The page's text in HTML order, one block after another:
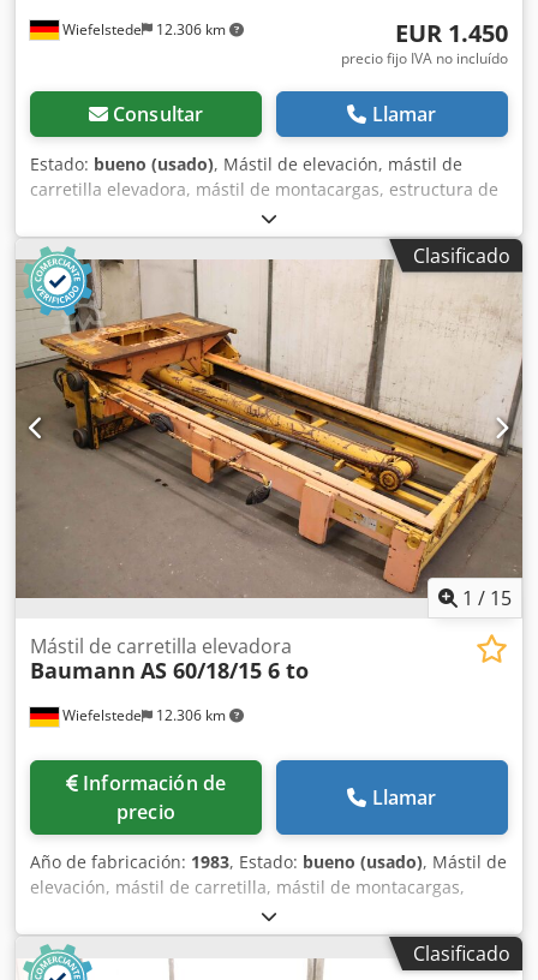
Wiefelstede 12.306 km EUR 1.450
precio fijo IVA no incluído
Consultar Llamar
Estado: bueno (usado), Mástil de elevación, mástil de
carretilla elevadora, mástil de montacargas, estructura de
elevación, montacargas de contrapeso -Mástil de visión
despejada -Capacidad de carga: 2000 kg -Altura de
elevación: aprox. 4000 mm Dedpfx Abjcd Ucgokokr -Placa
de identificación de la carretilla: 1150 x 405 mm -
Dimensiones: 350/1150/A2620 mm -Peso: 720 kg
Clasificado
1 / 15
Wiefelstede 12.306 km
Mástil de carretilla elevadora
Baumann AS 60/18/15 6 to
Información de
precio
Llamar
Año de fabricación: 1983, Estado: bueno (usado), Mástil de
elevación, mástil de carretilla, mástil de montacargas,
estructura elevadora, apilador lateral - Fabricante:
Baumann, mástil de apilador lateral tipo AS 60/18/15
Dodpfoxapt Dex Abkjkr - Capacidad de carga: aprox. 6000
Clasificado